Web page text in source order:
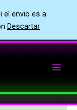
el envio es a
Descartar